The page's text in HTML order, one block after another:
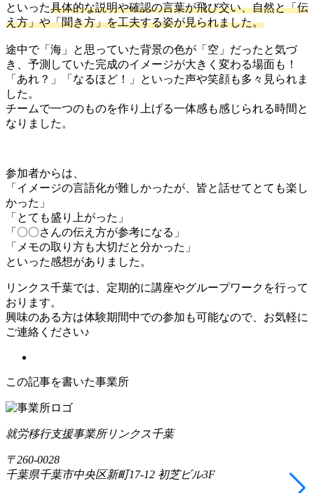
といった具体的な説明や確認の言葉が飛び交い、自然と「伝
え方」や「聞き方」を工夫する姿が見られました。
途中で「海」と思っていた背景の色が「空」だったと気づ
き、予測していた完成のイメージが大きく変わる場面も！
「あれ？」「なるほど！」といった声や笑顔も多々見られま
した。
チームで一つのものを作り上げる一体感も感じられる時間と
なりました。
参加者からは、
「イメージの言語化が難しかったが、皆と話せてとても楽し
かった」
「とても盛り上がった」
「〇〇さんの伝え方が参考になる」
「メモの取り方も大切だと分かった」
といった感想がありました。
リンクス千葉では、定期的に講座やグループワークを行って
おります。
興味のある方は体験期間中での参加も可能なので、お気軽に
ご連絡ください♪
この記事を書いた事業所
就労移行支援事業所リンクス千葉
〒260-0028
千葉県千葉市中央区新町17-12 初芝ビル3F